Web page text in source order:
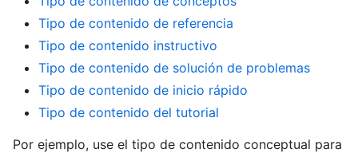
Tipo de contenido de referencia
Tipo de contenido instructivo
Tipo de contenido de solución de problemas
Tipo de contenido de inicio rápido
Tipo de contenido del tutorial
Por ejemplo, use el tipo de contenido conceptual para